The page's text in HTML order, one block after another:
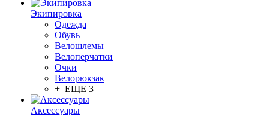
Экипировка
Одежда
Обувь
Велошлемы
Велоперчатки
Очки
Велорюкзак
+ ЕЩЕ 3
Аксессуары